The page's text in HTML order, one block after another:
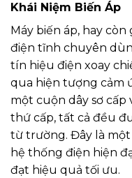
Khái Niệm Biến Áp
Máy biến áp, hay
điện tĩnh chuyên
tín hiệu điện xoay
qua hiện tượng cảm
một cuộn dây sơ
thứ cấp, tất cả đều
từ trường. Đây là
hệ thống điện hiện
đạt hiệu quả tối ưu.